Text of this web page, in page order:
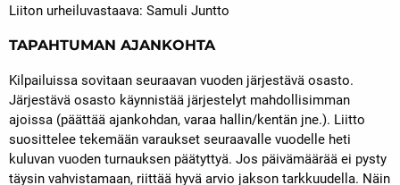
Liiton urheiluvastaava: Samuli Juntto
TAPAHTUMAN AJANKOHTA
Kilpailuissa sovitaan seuraavan vuoden järjestävä osasto.
Järjestävä osasto käynnistää järjestelyt mahdollisimman
ajoissa (päättää ajankohdan, varaa hallin/kentän jne.). Liitto
suosittelee tekemään varaukset seuraavalle vuodelle heti
kuluvan vuoden turnauksen päätyttyä. Jos päivämäärää ei pysty
täysin vahvistamaan, riittää hyvä arvio jakson tarkkuudella. Näin